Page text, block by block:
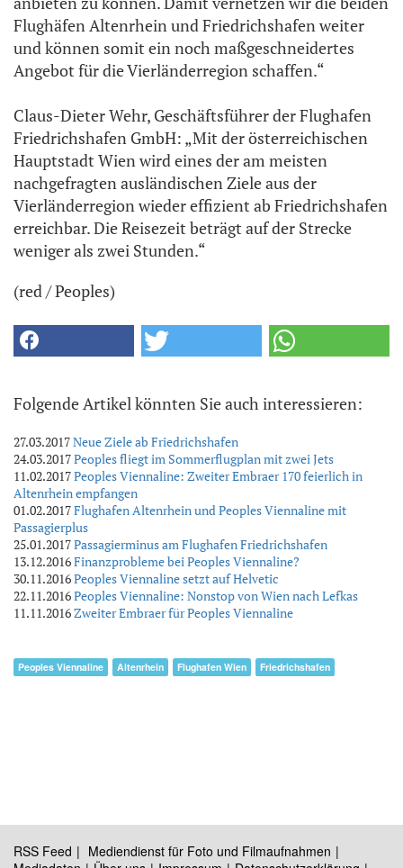
Flughäfen Altenrhein und Friedrichshafen weiter
und können somit ein noch maßgeschneidertes
Angebot für die Vierländerregion schaffen.“
Claus-Dieter Wehr, Geschäftsführer der Flughafen
Friedrichshafen GmbH: „Mit der österreichischen
Hauptstadt Wien wird eines der am meisten
nachgefragten ausländischen Ziele aus der
Vierländerregion wieder effizient ab Friedrichshafen
erreichbar. Die Reisezeit beträgt auf der Strecke
weniger als zwei Stunden.“
(red / Peoples)
Folgende Artikel könnten Sie auch interessieren:
27.03.2017Neue Ziele ab Friedrichshafen
24.03.2017Peoples fliegt im Sommerflugplan mit zwei Jets
11.02.2017Peoples Viennaline: Zweiter Embraer 170 feierlich in
Altenrhein empfangen
01.02.2017Flughafen Altenrhein und Peoples Viennaline mit
Passagierplus
25.01.2017Passagierminus am Flughafen Friedrichshafen
13.12.2016Finanzprobleme bei Peoples Viennaline?
30.11.2016Peoples Viennaline setzt auf Helvetic
22.11.2016Peoples Viennaline: Nonstop von Wien nach Lefkas
11.11.2016Zweiter Embraer für Peoples Viennaline
Peoples Viennaline Altenrhein Flughafen Wien Friedrichshafen
RSS Feed
Mediendienst für Foto und Filmaufnahmen